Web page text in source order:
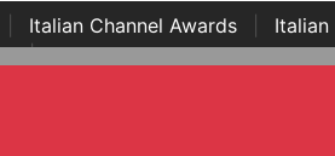
Italian Channel Awards
| ...